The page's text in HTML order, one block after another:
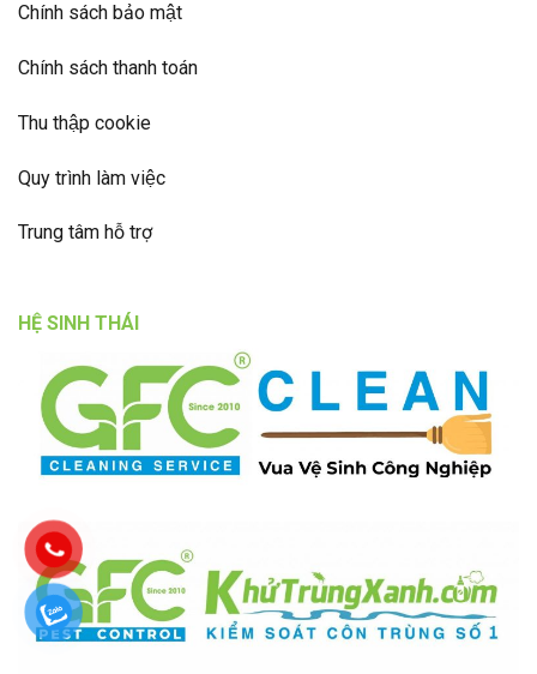
Chính sách bảo mật
Chính sách thanh toán
Thu thập cookie
Quy trình làm việc
Trung tâm hỗ trợ
HỆ SINH THÁI